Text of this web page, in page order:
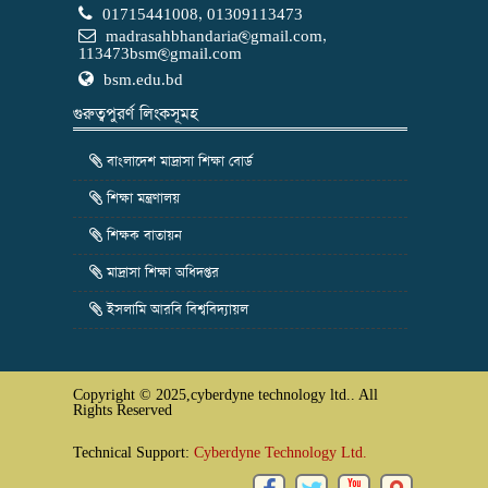
01715441008, 01309113473
madrasahbhandaria@gmail.com,
113473bsm@gmail.com
bsm.edu.bd
গুরুত্বপুরর্ণ লিংকসূমহ
বাংলাদেশ মাদ্রাসা শিক্ষা বোর্ড
শিক্ষা মন্ত্রণালয়
শিক্ষক বাতায়ন
মাদ্রাসা শিক্ষা অধিদপ্তর
ইসলামি আরবি বিশ্ববিদ্যায়ল
Copyright © 2025,cyberdyne technology ltd.. All
Rights Reserved
Technical Support: Cyberdyne Technology Ltd.